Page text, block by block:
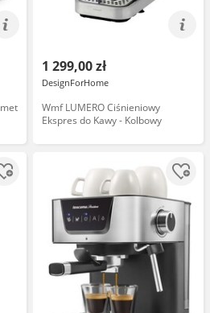
1 299,00 zł
DesignForHome
Wmf LUMERO Ciśnieniowy
Ekspres do Kawy - Kolbowy